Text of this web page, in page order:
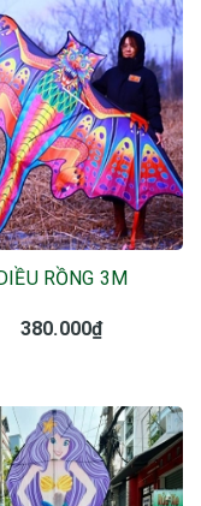
RỒNG 3M
380.000₫